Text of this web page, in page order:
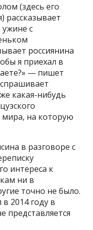
(здесь его
рассказывает
с
россиянина
я приехал в
— пишет
какая-нибудь
мира, на которую
в разговоре с
интереса к
ни в
точно не было.
2014 году в
представляется